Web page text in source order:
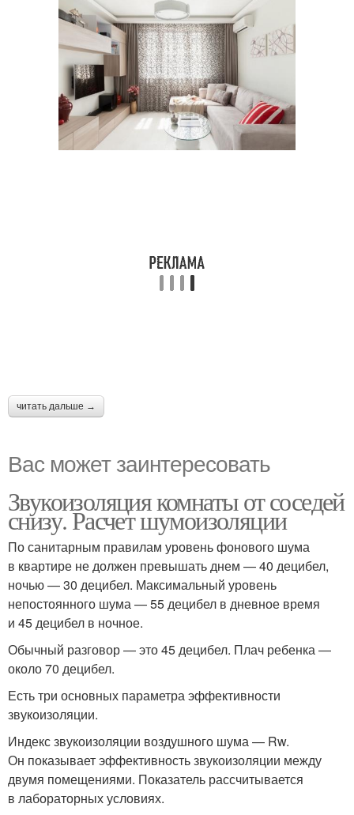
читать дальше →
Вас может заинтересовать
Звукоизоляция комнаты от соседей
снизу. Расчет шумоизоляции
По санитарным правилам уровень фонового шума
в квартире не должен превышать днем — 40 децибел,
ночью — 30 децибел. Максимальный уровень
непостоянного шума — 55 децибел в дневное время
и 45 децибел в ночное.
Обычный разговор — это 45 децибел. Плач ребенка —
около 70 децибел.
Есть три основных параметра эффективности
звукоизоляции.
Индекс звукоизоляции воздушного шума — Rw.
Он показывает эффективность звукоизоляции между
двумя помещениями. Показатель рассчитывается
в лабораторных условиях.